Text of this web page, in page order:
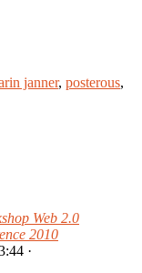
janner, posterous,
Web 2.0
2010
·